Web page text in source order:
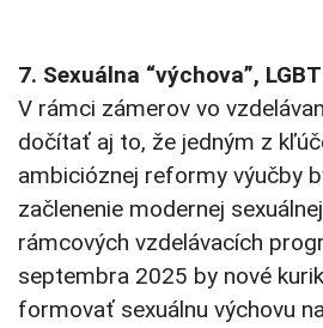
7. Sexuálna “výchova”,
V rámci zámerov vo
dočítať aj to, že jedným z
ambicióznej reformy výučby
začlenenie modernej
rámcových vzdelávacích
septembra 2025 by nové
formovať sexuálnu výchovu